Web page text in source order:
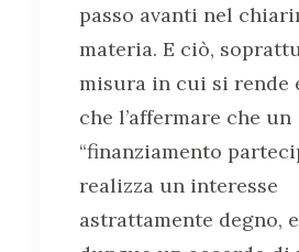
passo avanti nel
materia. E ciò,
misura in cui si rende
che l’affermare che un
“finanziamento
realizza un interesse
astrattamente degno,